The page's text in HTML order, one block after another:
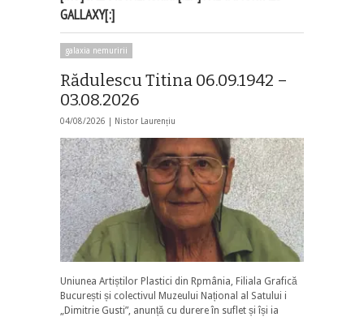
GALLAXY[:]
galaxia nemuririi
Rădulescu Titina 06.09.1942 –
03.08.2026
04/08/2026 | Nistor Laurențiu
Uniunea Artiștilor Plastici din Rpmânia, Filiala Grafică
București și colectivul Muzeului Național al Satului i
„Dimitrie Gusti”, anunță cu durere în suflet și își ia